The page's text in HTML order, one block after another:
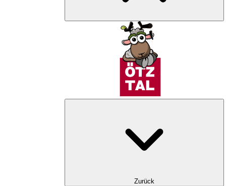
Zurück